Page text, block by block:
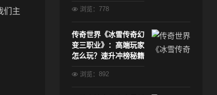
们主
浏览：778
传奇世界《冰雪传奇幻
变三职业》：高端玩家
怎么玩？速升冲榜秘籍
浏览：892